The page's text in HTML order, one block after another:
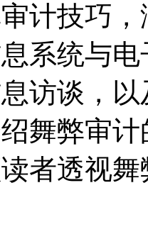
计技巧
系统与
访谈，
舞弊审
者透视